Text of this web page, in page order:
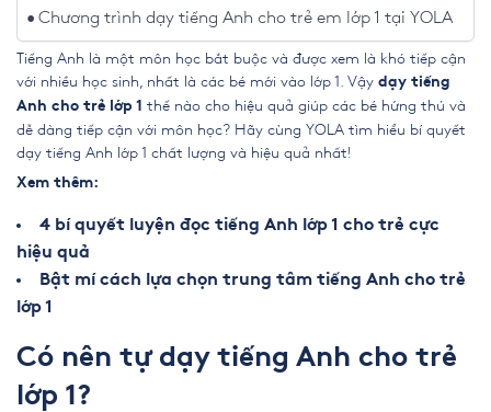
Chương trình dạy tiếng Anh cho trẻ em lớp 1 tại YOLA
Tiếng Anh là một môn học bắt buộc và được xem là khó tiếp cận
với nhiều học sinh, nhất là các bé mới vào lớp 1. Vậy dạy tiếng
Anh cho trẻ lớp 1 thế nào cho hiệu quả giúp các bé hứng thú và
dễ dàng tiếp cận với môn học? Hãy cùng YOLA tìm hiểu bí quyết
dạy tiếng Anh lớp 1 chất lượng và hiệu quả nhất!
Xem thêm:
4 bí quyết luyện đọc tiếng Anh lớp 1 cho trẻ cực
hiệu quả
Bật mí cách lựa chọn trung tâm tiếng Anh cho trẻ
lớp 1
Có nên tự dạy tiếng Anh cho trẻ
lớp 1?